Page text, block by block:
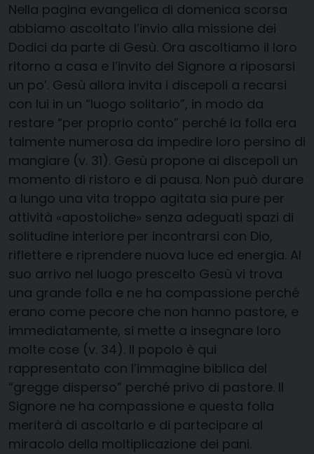
Nella pagina evangelica di domenica scorsa
abbiamo ascoltato l’invio alla missione dei
Dodici da parte di Gesù. Ora ascoltiamo il loro
ritorno a casa e l’invito del Signore a riposarsi
un po’. Gesù allora invita i discepoli a recarsi
con lui in un “luogo solitario”, in modo da
restare “per proprio conto” perché la folla era
talmente numerosa da impedire loro persino di
mangiare (v. 31). Gesù propone ai discepoli un
momento di ristoro e di pausa. Non può durare
a lungo una vita troppo agitata sia pure per
attività «apostoliche» senza adeguati spazi di
solitudine interiore per incontrarsi con Dio,
riflettere e riprendere nuova luce ed energia. Al
suo arrivo nel luogo prescelto Gesù vi trova
una grande folla e ne ha compassione perché
erano come pecore che non hanno pastore, e
immediatamente, si mette a insegnare loro
molte cose (v. 34). Il popolo è qui
rappresentato con l’immagine biblica del
“gregge disperso” perché privo di pastore. Il
Signore ne ha compassione e questa folla
meriterà di ascoltarlo e di partecipare al
miracolo della moltiplicazione dei pani.